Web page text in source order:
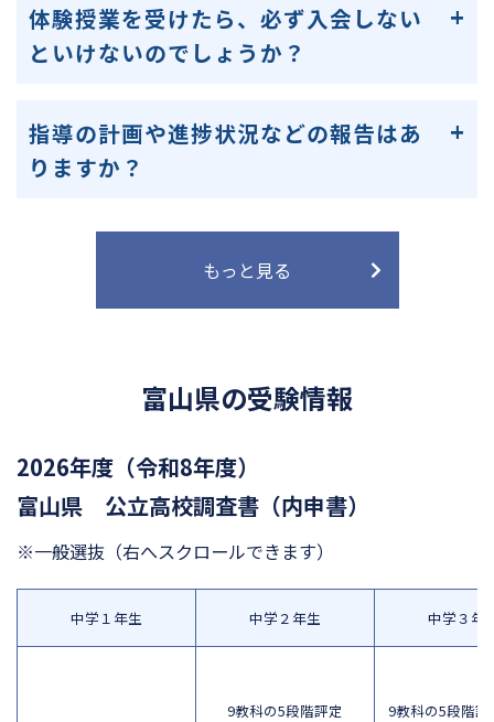
体験授業を受けたら、必ず入会しない
といけないのでしょうか？
指導の計画や進捗状況などの報告はあ
りますか？
もっと見る
富山県の受験情報
2026年度（令和8年度）
富山県 公立高校調査書（内申書）
※一般選抜 （右へスクロールできます）
中学１年生 中学２年生
9教科の5段階評定
中学３年
9教科の5段階評